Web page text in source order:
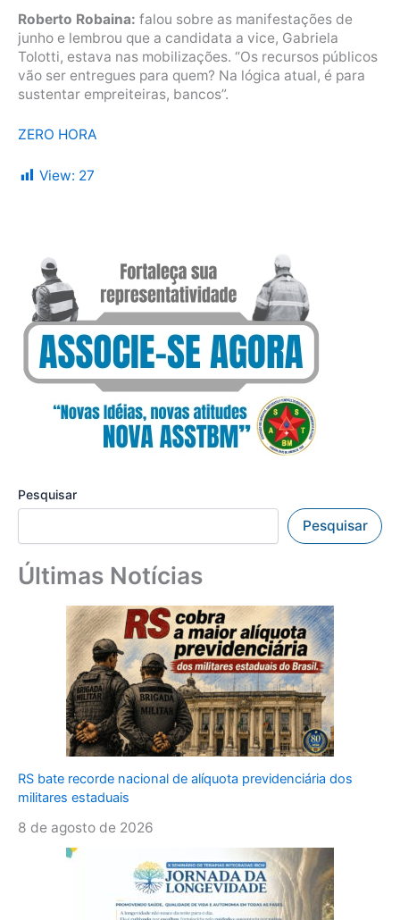
Roberto Robaina: falou sobre as manifestações de
junho e lembrou que a candidata a vice, Gabriela
Tolotti, estava nas mobilizações. “Os recursos públicos
vão ser entregues para quem? Na lógica atual, é para
sustentar empreiteiras, bancos”.
ZERO HORA
View: 27
Pesquisar
Pesquisar
Últimas Notícias
RS bate recorde nacional de alíquota previdenciária dos
militares estaduais
8 de agosto de 2026